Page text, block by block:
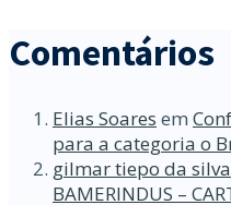
Comentários
Elias Soares em
para a categoria o
gilmar tiepo da silva
BAMERINDUS –